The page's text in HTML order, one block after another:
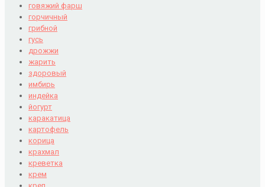
говяжий фарш
горчичный
грибной
гусь
дрожжи
жарить
здоровый
имбирь
индейка
йогурт
каракатица
картофель
корица
крахмал
креветка
крем